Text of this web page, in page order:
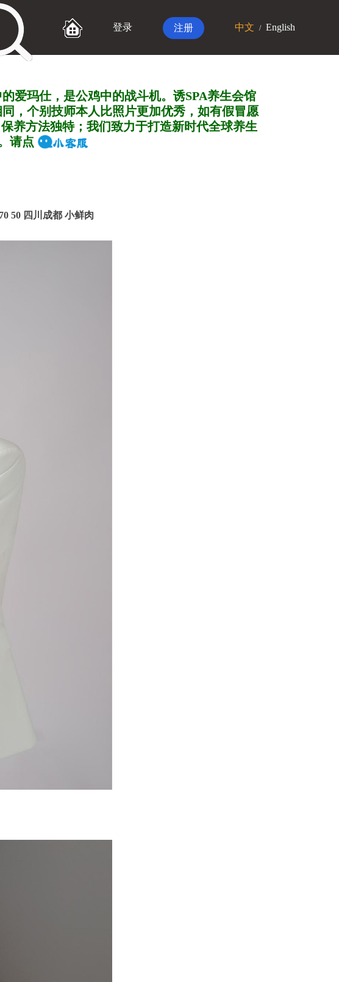
登录 注册 中文 / English
爱玛仕，是公鸡中的战斗机。诱SPA养生会馆
，个别技师本人比照片更加优秀，如有假冒愿
养方法独特；我们致力于打造新时代全球养生
请点
50 四川成都 小鲜肉